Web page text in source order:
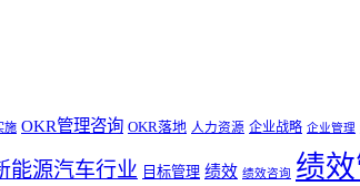
施 OKR管理咨询 OKR落地 人力资源 企业战略 企业管理
能源汽车行业 目标管理 绩效 绩效咨询 绩